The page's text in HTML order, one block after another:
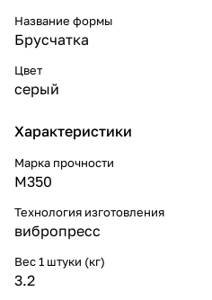
Название формы
Брусчатка
Цвет
серый
Характеристики
Марка прочности
М350
Технология изготовления
вибропресс
Вес 1 штуки (кг)
3.2